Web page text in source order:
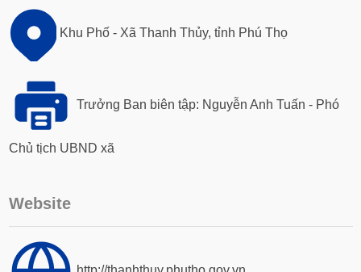
Khu Phố - Xã Thanh Thủy, tỉnh Phú Thọ
Trưởng Ban biên tập: Nguyễn Anh Tuấn - Phó
Chủ tịch UBND xã
Website